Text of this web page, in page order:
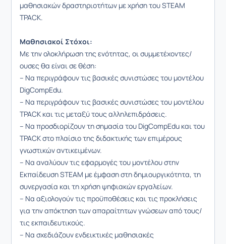
μαθησιακών δραστηριοτήτων με χρήση του STEAM
TPACK.
Μαθησιακοί Στόχοι:
Με την ολοκλήρωση της ενότητας, οι συμμετέχοντες/
ουσες θα είναι σε θέση:
– Να περιγράφουν τις βασικές συνιστώσες του μοντέλου
DigCompEdu.
– Να περιγράφουν τις βασικές συνιστώσες του μοντέλου
TPACK και τις μεταξύ τους αλληλεπιδράσεις.
– Να προσδιορίζουν τη σημασία του DigCompEdu και του
TPACK στο πλαίσιο της διδακτικής των επιμέρους
γνωστικών αντικειμένων.
– Να αναλύουν τις εφαρμογές του μοντέλου στην
Εκπαίδευση STEAM με έμφαση στη δημιουργικότητα, τη
συνεργασία και τη χρήση ψηφιακών εργαλείων.
– Να αξιολογούν τις προϋποθέσεις και τις προκλήσεις
για την απόκτηση των απαραίτητων γνώσεων από τους/
τις εκπαιδευτικούς.
– Να σχεδιάζουν ενδεικτικές μαθησιακές